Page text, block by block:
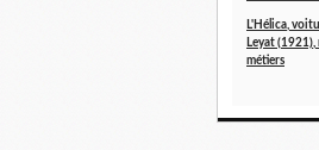
L'Hélica,
Leyat (1921),
métiers